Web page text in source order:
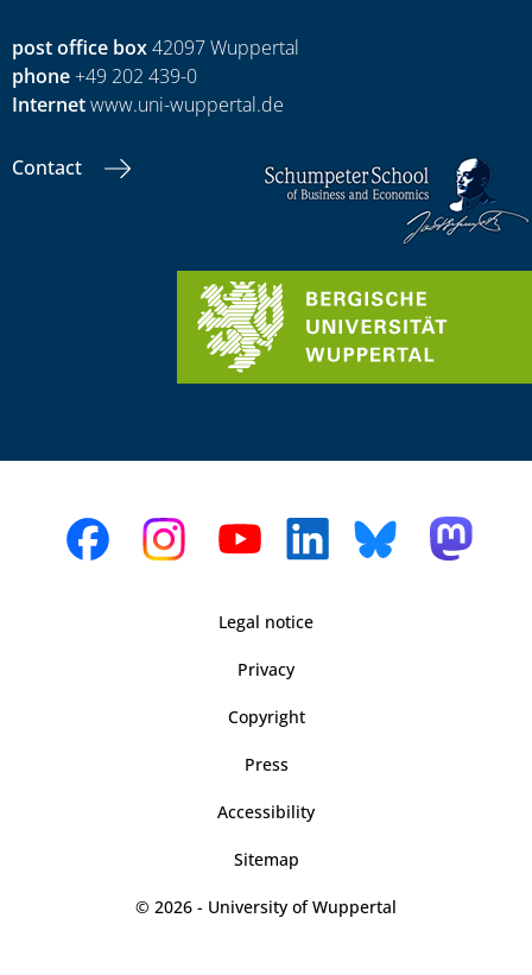
post office box42097 Wuppertal
phone+49 202 439-0
Internetwww.uni-wuppertal.de
Contact
Legal notice
Privacy
Copyright
Press
Accessibility
Sitemap
© 2026 - University of Wuppertal